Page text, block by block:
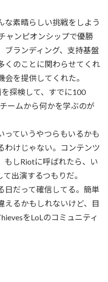
な素晴らしい挑戦をしよう
ャンピオンシップで優勝
ブランディング、支持基盤
くのことに関わらせてくれ
を提供してくれた。
探検して、すでに100
ームから何かを学ぶのが
っていうやつらもいるかも
わけじゃない。コンテンツ
もしRiotに呼ばれたら、い
出演するつもりだ。
日だって確信してる。簡単
えるかもしれないけど、目
をLoLのコミュニティ